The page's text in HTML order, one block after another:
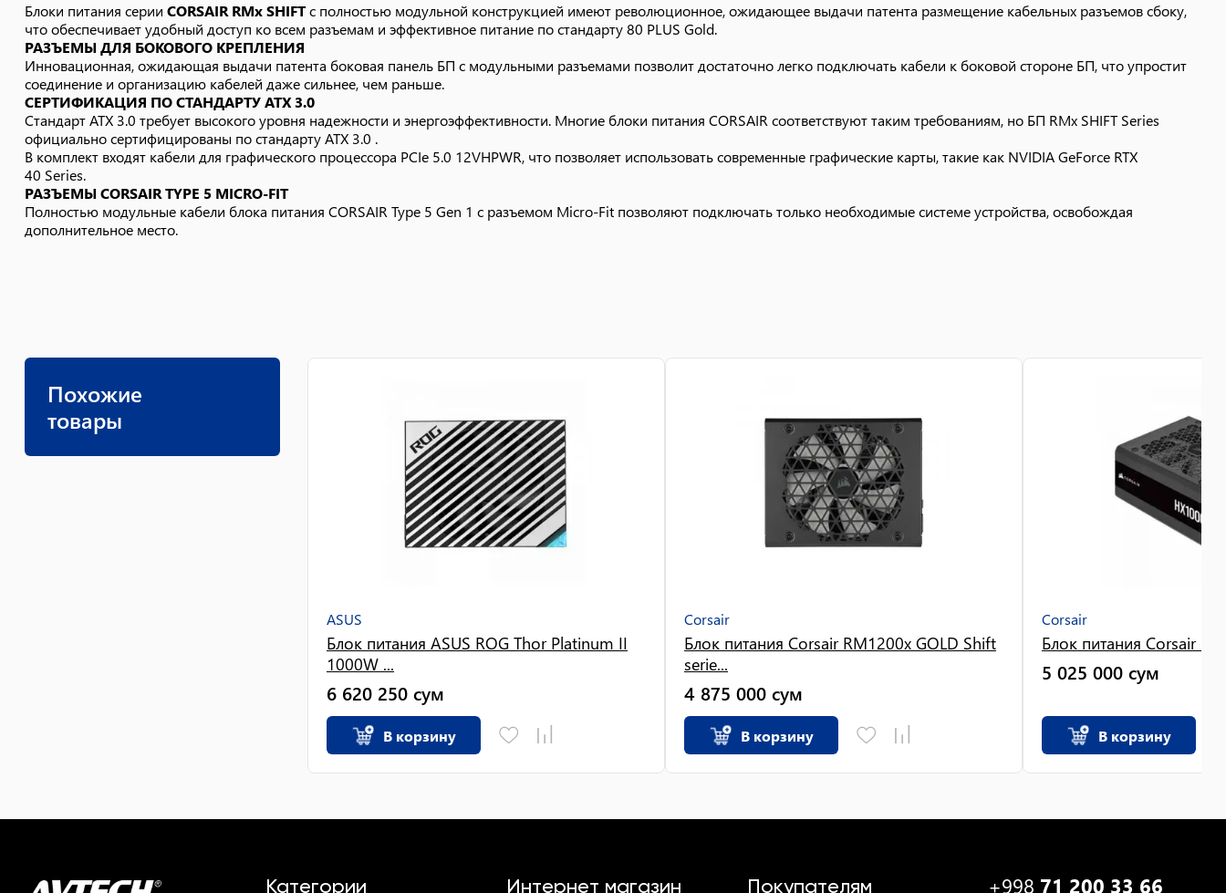
Блоки питания серии CORSAIR RMx SHIFTс полностью модульной конструкцией имеют революционное, ожидающее выдачи патента размещение кабельных разъемов сбоку,
что обеспечивает удобный доступ ко всем разъемам и эффективное питание по стандарту 80 PLUS Gold.
РАЗЪЕМЫ ДЛЯ БОКОВОГО КРЕПЛЕНИЯ
Инновационная, ожидающая выдачи патента боковая панель БП с модульными разъемами позволит достаточно легко подключать кабели к боковой стороне БП, что упростит
соединение и организацию кабелей даже сильнее, чем раньше.
СЕРТИФИКАЦИЯ ПО СТАНДАРТУ ATX 3.0
Стандарт ATX 3.0 требует высокого уровня надежности и энергоэффективности. Многие блоки питания CORSAIR соответствуют таким требованиям, но БП RMx SHIFT Series
официально сертифицированы по стандарту ATX 3.0 .
В комплект входят кабели для графического процессора PCIe 5.0 12VHPWR, что позволяет использовать современные графические карты, такие как NVIDIA GeForce RTX
40 Series.
РАЗЪЕМЫ CORSAIR TYPE 5 MICRO-FIT
Полностью модульные кабели блока питания CORSAIR Type 5 Gen 1 с разъемом Micro-Fit позволяют подключать только необходимые системе устройства, освобождая
дополнительное место.
Похожие
товары
ASUS
Блок питания ASUS ROG Thor Platinum II
1000W ...
6 620 250 сум
В корзину
Corsair
Блок питания Corsair RM1200x GOLD Shift
serie...
4 875 000 сум
В корзину
Corsair
Блок питания Corsair
5 025 000 сум
В корзину
Категории Интернет магазин Покупателям +998 71 200 33 66